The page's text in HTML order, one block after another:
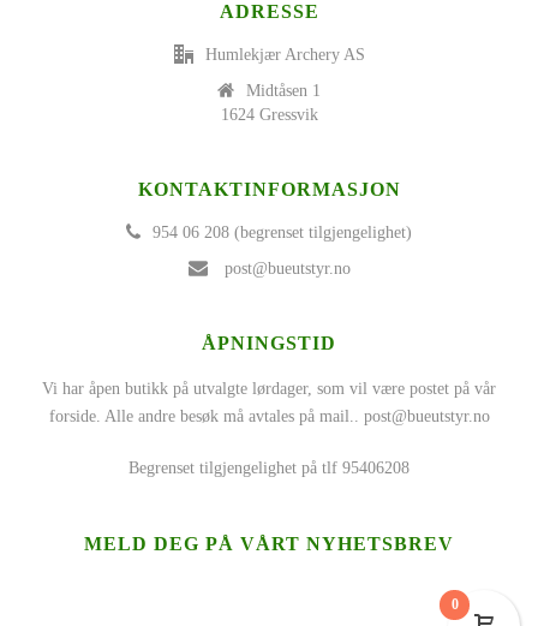
ADRESSE
Humlekjær Archery AS
Midtåsen 1
1624 Gressvik
KONTAKTINFORMASJON
954 06 208 (begrenset tilgjengelighet)
post@bueutstyr.no
ÅPNINGSTID
Vi har åpen butikk på utvalgte lørdager, som vil være postet på vår
forside. Alle andre besøk må avtales på mail.. post@bueutstyr.no
Begrenset tilgjengelighet på tlf 95406208
MELD DEG PÅ VÅRT NYHETSBREV
0